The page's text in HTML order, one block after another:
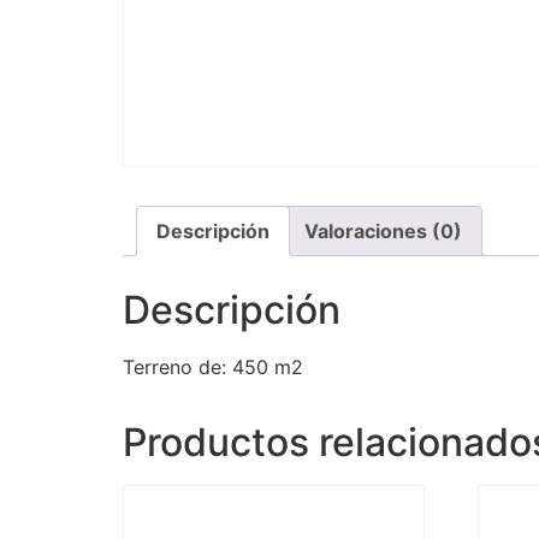
Descripción Valoraciones (0)
Descripción
Terreno de: 450 m2
Productos